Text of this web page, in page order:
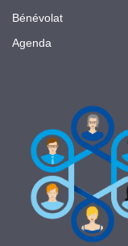
Bénévolat
Agenda